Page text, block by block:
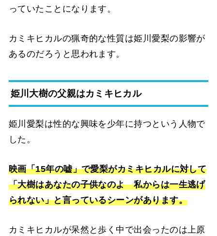
っていたことになります。
カミキヒカルの猟奇的な性質は姫川愛梨の影響が
あるのだろうと思われます。
姫川大樹の父親はカミキヒカル
姫川愛梨は性的な興味を少年に持つという人物で
した。
映画「15年の嘘」で愛梨がカミキヒカルに対して
「大樹はあなたの子供なのよ 私からは一生逃げ
られない」と言っているシーンがあります。
カミキヒカルが呆然と歩く中で出会ったのは上原